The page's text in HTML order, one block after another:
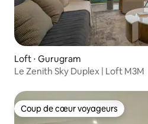
Loft ⋅ Gurugram
Le Zenith Sky Duplex | Loft M3M
Coup de cœur voyageurs
Coup de cœur voyageurs